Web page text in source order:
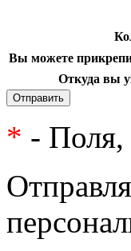
Вы можете
Откуда вы
Отправить
* - Поля,